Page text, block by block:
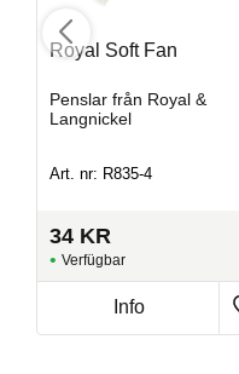
Amaryllis
Penselglasyr för stengods
Art. nr: SW-192
Royal Soft Fan
Penslar från Royal &
Langnickel
Art. nr: R835-4
34 KR